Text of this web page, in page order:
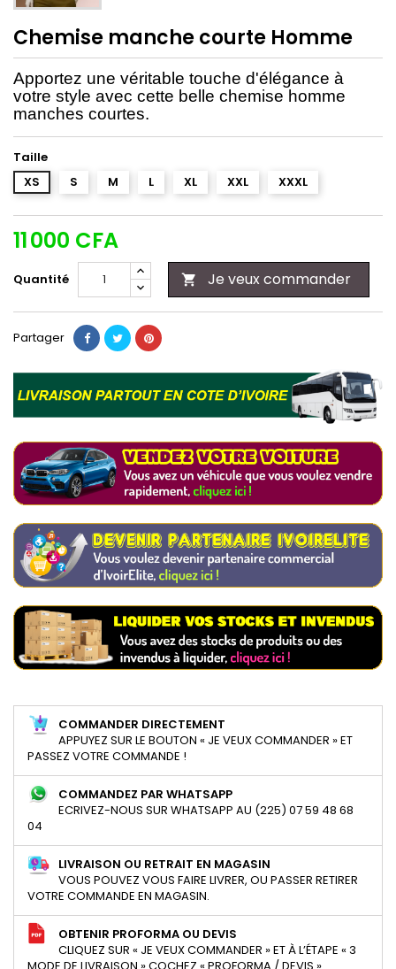
Chemise manche courte Homme
Apportez une véritable touche d'élégance à
votre style avec cette belle chemise homme
manches courtes.
Taille
XS
S M L XL XXL XXXL
11 000 CFA
Quantité  Je veux commander
Partager
COMMANDER DIRECTEMENT
APPUYEZ SUR LE BOUTON « JE VEUX COMMANDER » ET
PASSEZ VOTRE COMMANDE !
COMMANDEZ PAR WHATSAPP
ECRIVEZ-NOUS SUR WHATSAPP AU (225) 07 59 48 68
04
LIVRAISON OU RETRAIT EN MAGASIN
VOUS POUVEZ VOUS FAIRE LIVRER, OU PASSER RETIRER
VOTRE COMMANDE EN MAGASIN.
OBTENIR PROFORMA OU DEVIS
CLIQUEZ SUR « JE VEUX COMMANDER » ET À L’ÉTAPE « 3